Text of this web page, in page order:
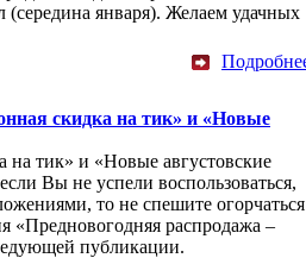
(середина января). Желаем удачных
скидка на тик» и «Новые
на тик» и «Новые августовские
Вы не успели воспользоваться,
то не спешите
«Предновогодняя распродажа –
публикации.